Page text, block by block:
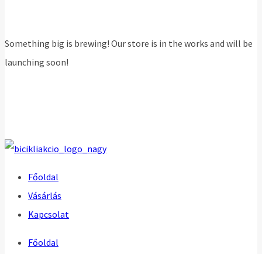
Something big is brewing! Our store is in the works and will be
launching soon!
Főoldal
Vásárlás
Kapcsolat
Főoldal